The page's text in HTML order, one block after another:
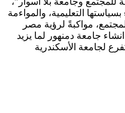
التعليمية، والمواءمة
مواكبةً لرؤية مصر
انشاء جامعة دمنهور لما يزيد
لجامعة الأسكندرية